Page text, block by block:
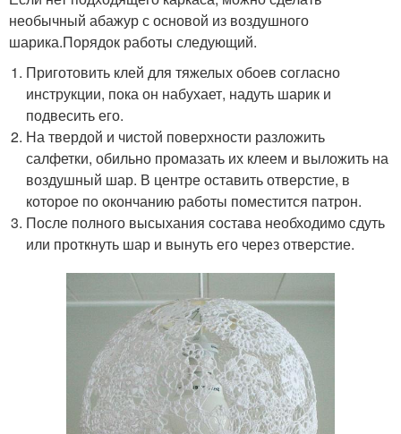
необычный абажур с основой из воздушного
шарика.Порядок работы следующий.
Приготовить клей для тяжелых обоев согласно
инструкции, пока он набухает, надуть шарик и
подвесить его.
На твердой и чистой поверхности разложить
салфетки, обильно промазать их клеем и выложить на
воздушный шар. В центре оставить отверстие, в
которое по окончанию работы поместится патрон.
После полного высыхания состава необходимо сдуть
или проткнуть шар и вынуть его через отверстие.